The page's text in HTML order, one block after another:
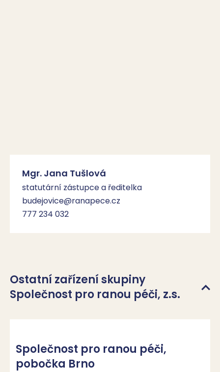
Mgr. Jana Tušlová
statutární zástupce a ředitelka
budejovice@ranapece.cz
777 234 032
Ostatní zařízení skupiny
Společnost pro ranou péči, z.s.
Společnost pro ranou péči,
pobočka Brno